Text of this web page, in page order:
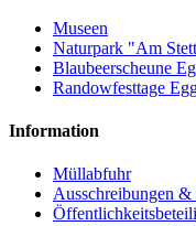
Museen
Naturpark "Am
Blaubeerscheune
Randowfesttage
Information
Müllabfuhr
Ausschreibungen &